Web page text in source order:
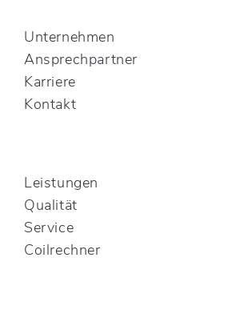
Unternehmen
Ansprechpartner
Karriere
Kontakt
Leistungen
Qualität
Service
Coilrechner